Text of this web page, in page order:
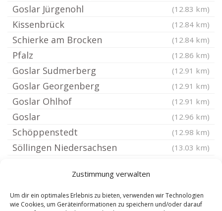
Zustimmung verwalten
Um dir ein optimales Erlebnis zu bieten, verwenden wir Technologien
wie Cookies, um Geräteinformationen zu speichern und/oder darauf
Goslar Jürgenohl (12.83 km)
Kissenbrück (12.84 km)
Schierke am Brocken (12.84 km)
Pfalz (12.86 km)
Goslar Sudmerberg (12.91 km)
Goslar Georgenberg (12.91 km)
Goslar Ohlhof (12.91 km)
Goslar (12.96 km)
Schöppenstedt (12.98 km)
Söllingen Niedersachsen (13.03 km)
Langenstein Harz (13.3 km)
(13.54 km)